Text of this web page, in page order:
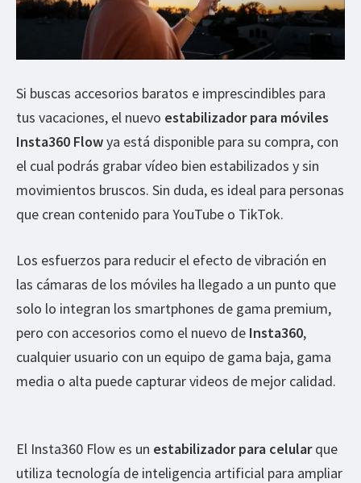
Si buscas accesorios baratos e imprescindibles para
tus vacaciones, el nuevo estabilizador para móviles
Insta360 Flowya está disponible para su compra, con
el cual podrás grabar vídeo bien estabilizados y sin
movimientos bruscos. Sin duda, es ideal para personas
que crean contenido para YouTube o TikTok.
Los esfuerzos para reducir el efecto de vibración en
las cámaras de los móviles ha llegado a un punto que
solo lo integran los smartphones de gama premium,
pero con accesorios como el nuevo de Insta360,
cualquier usuario con un equipo de gama baja, gama
media o alta puede capturar videos de mejor calidad.
El Insta360 Flow es un estabilizador para celularque
utiliza tecnología de inteligencia artificial para ampliar